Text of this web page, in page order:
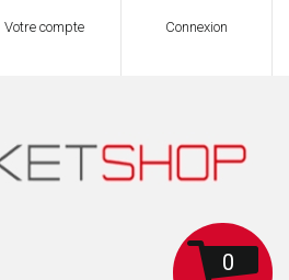
Connexion
Votre compte
0